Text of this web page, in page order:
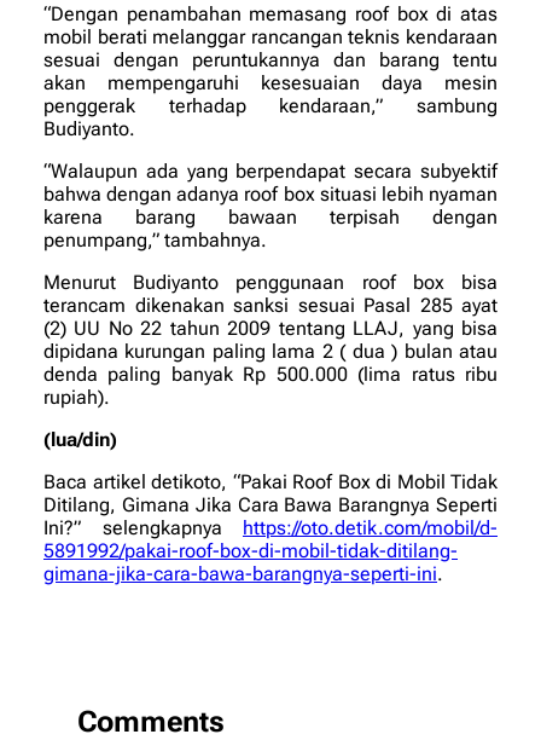
“Dengan penambahan memasang roof box di atas
mobil berati melanggar rancangan teknis kendaraan
sesuai dengan peruntukannya dan barang tentu
akan mempengaruhi kesesuaian daya mesin
penggerak terhadap kendaraan,” sambung
Budiyanto.
“Walaupun ada yang berpendapat secara subyektif
bahwa dengan adanya roof box situasi lebih nyaman
karena barang bawaan terpisah dengan
penumpang,” tambahnya.
Menurut Budiyanto penggunaan roof box bisa
terancam dikenakan sanksi sesuai Pasal 285 ayat
(2) UU No 22 tahun 2009 tentang LLAJ, yang bisa
dipidana kurungan paling lama 2 ( dua ) bulan atau
denda paling banyak Rp 500.000 (lima ratus ribu
rupiah).
(lua/din)
Baca artikel detikoto, “Pakai Roof Box di Mobil Tidak
Ditilang, Gimana Jika Cara Bawa Barangnya Seperti
Ini?” selengkapnya https://oto.detik.com/mobil/d-
5891992/pakai-roof-box-di-mobil-tidak-ditilang-
gimana-jika-cara-bawa-barangnya-seperti-ini.
Comments